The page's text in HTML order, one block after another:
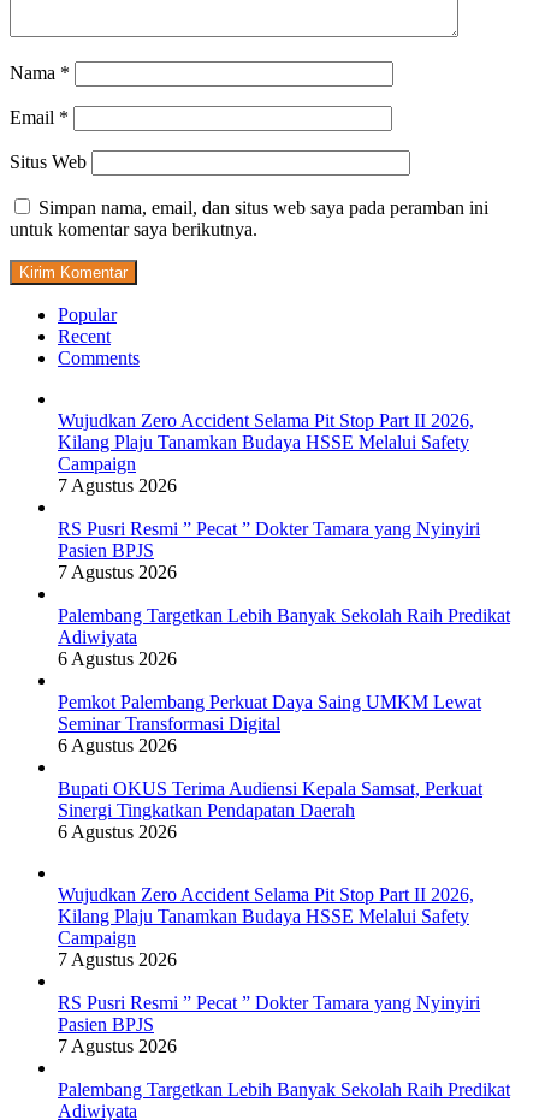
Nama *
Email *
Situs Web
Simpan nama, email, dan situs web saya pada peramban ini
untuk komentar saya berikutnya.
Popular
Recent
Comments
Wujudkan Zero Accident Selama Pit Stop Part II 2026,
Kilang Plaju Tanamkan Budaya HSSE Melalui Safety
Campaign
7 Agustus 2026
RS Pusri Resmi ” Pecat ” Dokter Tamara yang Nyinyiri
Pasien BPJS
7 Agustus 2026
Palembang Targetkan Lebih Banyak Sekolah Raih Predikat
Adiwiyata
6 Agustus 2026
Pemkot Palembang Perkuat Daya Saing UMKM Lewat
Seminar Transformasi Digital
6 Agustus 2026
Bupati OKUS Terima Audiensi Kepala Samsat, Perkuat
Sinergi Tingkatkan Pendapatan Daerah
6 Agustus 2026
Wujudkan Zero Accident Selama Pit Stop Part II 2026,
Kilang Plaju Tanamkan Budaya HSSE Melalui Safety
Campaign
7 Agustus 2026
RS Pusri Resmi ” Pecat ” Dokter Tamara yang Nyinyiri
Pasien BPJS
7 Agustus 2026
Palembang Targetkan Lebih Banyak Sekolah Raih Predikat
Adiwiyata